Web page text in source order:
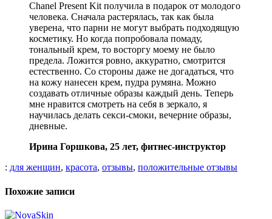
Chanel Present Kit получила в подарок от молодого
человека. Сначала растерялась, так как была
уверена, что парни не могут выбрать подходящую
косметику. Но когда попробовала помаду,
тональный крем, то восторгу моему не было
предела. Ложится ровно, аккуратно, смотрится
естественно. Со стороны даже не догадаться, что
на кожу нанесен крем, пудра румяна. Можно
создавать отличные образы каждый день. Теперь
мне нравится смотреть на себя в зеркало, я
научилась делать секси-смоки, вечерние образы,
дневные.
Ирина Горшкова, 25 лет, фитнес-инструктор
: для женщин, красота, отзывы, положительные отзывы
Похожие записи